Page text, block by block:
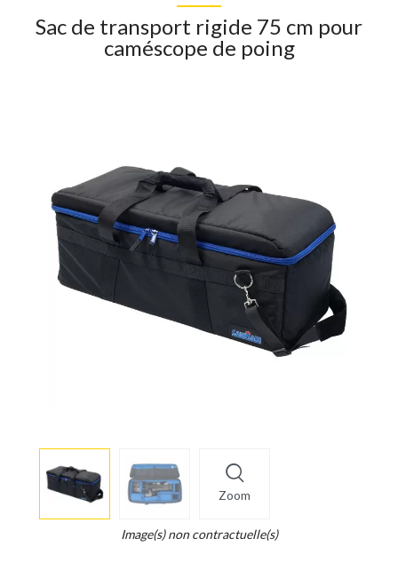
Sac de transport rigide 75 cm pour
caméscope de poing
Zoom
info
Legend...
Image(s) non contractuelle(s)